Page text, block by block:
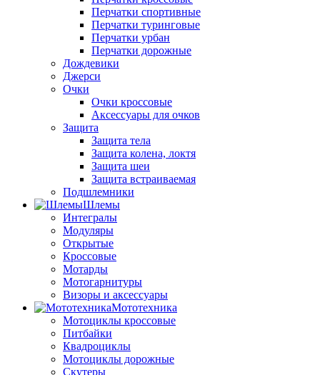
Перчатки спортивные
Перчатки туринговые
Перчатки урбан
Перчатки дорожные
Дождевики
Джерси
Очки
Очки кроссовые
Аксессуары для очков
Защита
Защита тела
Защита колена, локтя
Защита шеи
Защита встраиваемая
Подшлемники
Шлемы
Интегралы
Модуляры
Открытые
Кроссовые
Мотарды
Мотогарнитуры
Визоры и аксессуары
Мототехника
Мотоциклы кроссовые
Питбайки
Квадроциклы
Мотоциклы дорожные
Скутеры